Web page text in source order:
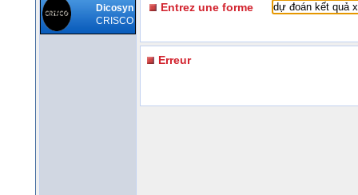
Dicosyn
CRISCO
Entrez une forme
Erreur